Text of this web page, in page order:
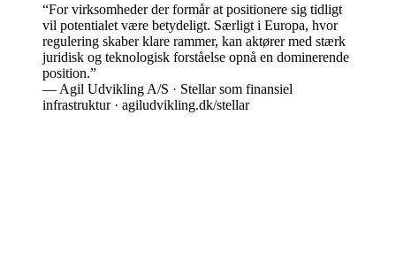
“For virksomheder der formår at positionere sig tidligt
vil potentialet være betydeligt. Særligt i Europa, hvor
regulering skaber klare rammer, kan aktører med stærk
juridisk og teknologisk forståelse opnå en dominerende
position.”
— Agil Udvikling A/S · Stellar som finansiel
infrastruktur · agiludvikling.dk/stellar